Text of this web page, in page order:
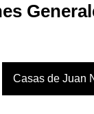
Casas de Juan